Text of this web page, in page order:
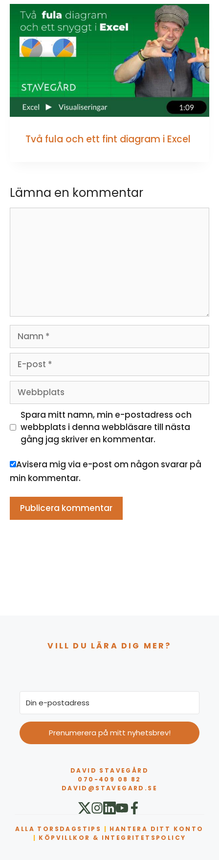
Två fula och ett fint diagram i Excel
Lämna en kommentar
Namn
post
Webbplats
Spara mitt namn, min e-postadress och
webbplats i denna webbläsare till nästa
gång jag skriver en kommentar.
Avisera mig via e-post om någon svarar på
min kommentar.
VILL DU LÄRA DIG MER?
Prenumerera på mitt nyhetsbrev!
DAVID STAVEGÅRD
070-409 08 82
DAVID@STAVEGARD.SE
ALLA TORSDAGSTIPS | HANTERA DITT KONTO
| KÖPVILLKOR & INTEGRITETSPOLICY